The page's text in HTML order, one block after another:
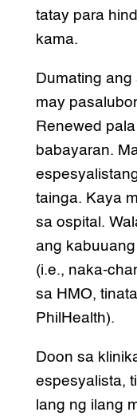
tatay para
kama.
Dumating
may
Renewed
babayaran.
tainga. Kaya
sa ospital.
ang
(i.e., naka-
sa HMO,
PhilHealth).
Doon sa
espesyalista,
lang ng ilang